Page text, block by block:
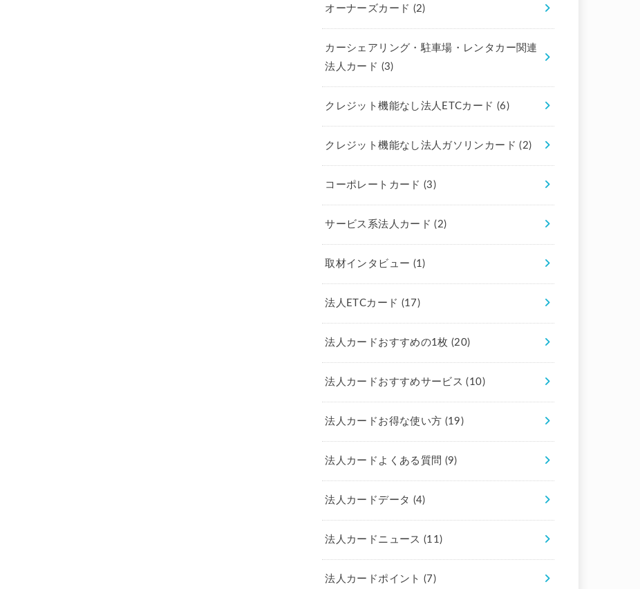
オーナーズカード (2)
カーシェアリング・駐車場・レンタカー関連
法人カード (3)
クレジット機能なし法人ETCカード (6)
クレジット機能なし法人ガソリンカード(2)
コーポレートカード (3)
サービス系法人カード(2)
取材インタビュー (1)
法人ETCカード (17)
法人カードおすすめの1枚(20)
法人カードおすすめサービス(10)
法人カードお得な使い方 (19)
法人カードよくある質問 (9)
法人カードデータ (4)
法人カードニュース (11)
法人カードポイント (7)